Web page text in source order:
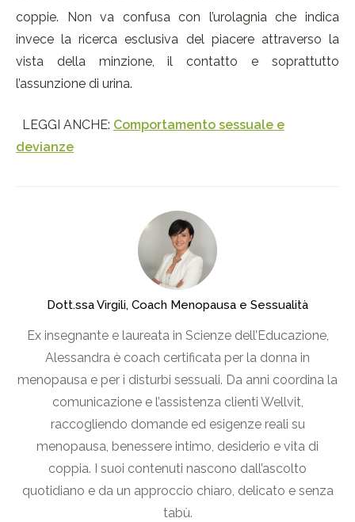
coppie. Non va confusa con l’urolagnia che indica
invece la ricerca esclusiva del piacere attraverso la
vista della minzione, il contatto e soprattutto
l’assunzione di urina.
LEGGI ANCHE: Comportamento sessuale e
devianze
Dott.ssa Virgili, Coach Menopausa e Sessualità
Ex insegnante e laureata in Scienze dell’Educazione,
Alessandra è coach certificata per la donna in
menopausa e per i disturbi sessuali. Da anni coordina la
comunicazione e l’assistenza clienti Wellvit,
raccogliendo domande ed esigenze reali su
menopausa, benessere intimo, desiderio e vita di
coppia. I suoi contenuti nascono dall’ascolto
quotidiano e da un approccio chiaro, delicato e senza
tabù.